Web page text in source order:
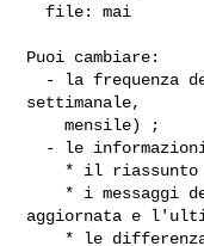
  file: mai
Puoi cambiare:
settimanale,
    mensile) ;
aggiornata e